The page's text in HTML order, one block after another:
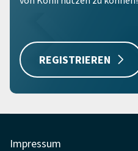
REGISTRIEREN
Impressum